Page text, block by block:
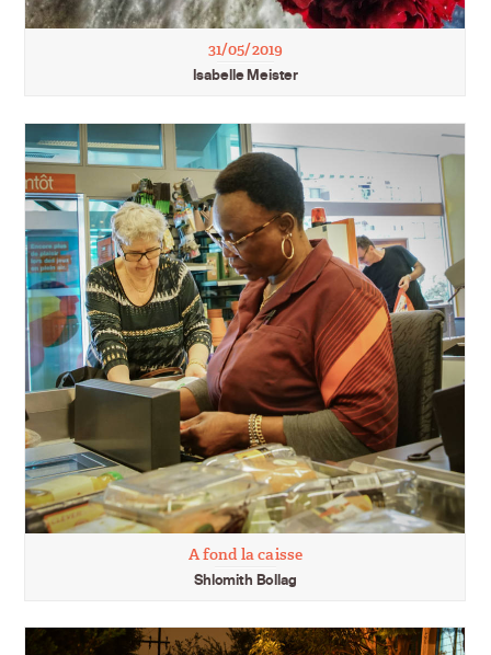
31/05/2019
Isabelle Meister
A fond la caisse
Shlomith Bollag